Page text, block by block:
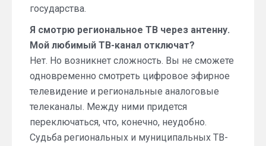
государства.
Я смотрю региональное ТВ через антенну.
Мой любимый ТВ-канал отключат?
Нет. Но возникнет сложность. Вы не сможете
одновременно смотреть цифровое эфирное
телевидение и региональные аналоговые
телеканалы. Между ними придется
переключаться, что, конечно, неудобно.
Судьба региональных и муниципальных ТВ-